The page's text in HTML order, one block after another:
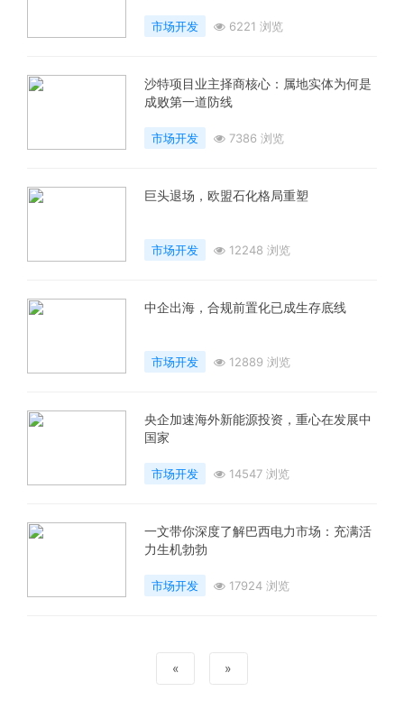
市场开发 6221 浏览
沙特项目业主择商核心：属地实体为何是
成败第一道防线
市场开发 7386 浏览
巨头退场，欧盟石化格局重塑
市场开发 12248 浏览
中企出海，合规前置化已成生存底线
市场开发 12889 浏览
央企加速海外新能源投资，重心在发展中
国家
市场开发 14547 浏览
一文带你深度了解巴西电力市场：充满活
力生机勃勃
市场开发 17924 浏览
« »